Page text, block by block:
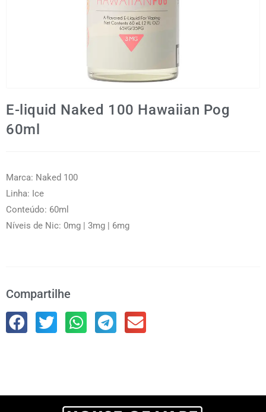
E-liquid Naked 100 Hawaiian Pog
60ml
Marca: Naked 100
Linha: Ice
Conteúdo: 60ml
Níveis de Nic: 0mg | 3mg | 6mg
Compartilhe